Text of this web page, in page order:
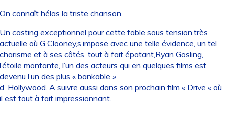
connaît hélas la triste chanson.
casting exceptionnel pour cette fable sous tension,très
où G Clooney,s’impose avec une telle évidence, un tel
et à ses côtés, tout à fait épatant,Ryan Gosling,
montante, l’un des acteurs qui en quelques films est
l’un des plus « bankable »
Hollywood. A suivre aussi dans son prochain film « Drive « où
est tout à fait impressionnant.